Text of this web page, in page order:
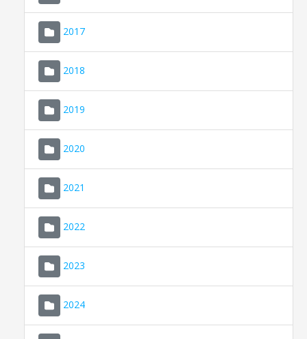
2017
2018
2019
2020
2021
2022
2023
2024